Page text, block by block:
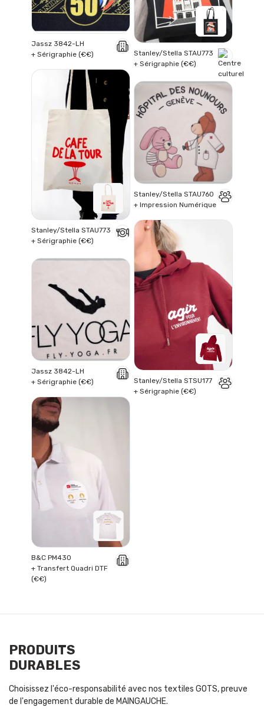
Stanley/Stella STAU773
+ Sérigraphie (€€)
Jassz 3842-LH
+ Sérigraphie (€€)
Stanley/Stella STAU773
+ Sérigraphie (€€)
Stanley/Stella STAU760
+ Impression Numérique
Stanley/Stella STSU177
+ Sérigraphie (€€)
Jassz 3842-LH
+ Sérigraphie (€€)
B&C PM430
+ Transfert Quadri DTF
(€€)
PRODUITS
DURABLES
Choisissez l'éco-responsabilité avec nos textiles GOTS, preuve
de l'engagement durable de MAINGAUCHE.